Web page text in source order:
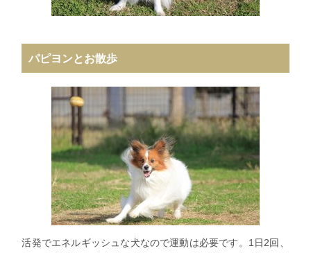
パピヨンとお散歩
活発でエネルギッシュな犬なので運動は必要です。1日2回、